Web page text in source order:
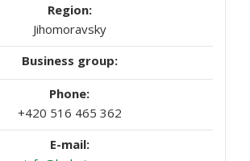
Jihomoravsky
+420 516 465 362